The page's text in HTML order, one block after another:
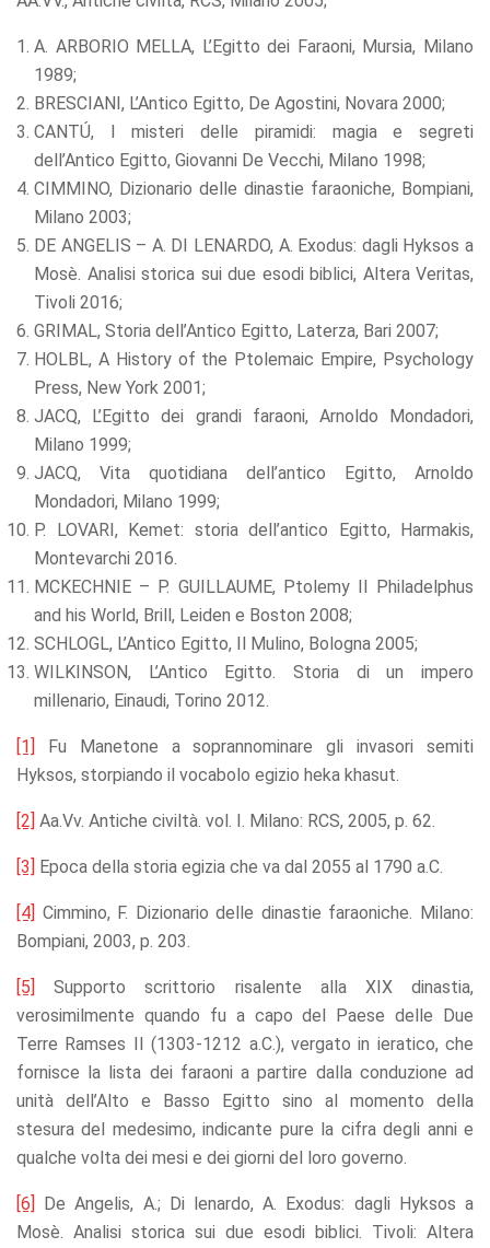
A. ARBORIO MELLA, L’Egitto dei Faraoni, Mursia, Milano
1989;
BRESCIANI, L’Antico Egitto, De Agostini, Novara 2000;
CANTÚ, I misteri delle piramidi: magia e segreti
dell’Antico Egitto, Giovanni De Vecchi, Milano 1998;
CIMMINO, Dizionario delle dinastie faraoniche, Bompiani,
Milano 2003;
DE ANGELIS – A. DI LENARDO, A. Exodus: dagli Hyksos a
Mosè. Analisi storica sui due esodi biblici, Altera Veritas,
Tivoli 2016;
GRIMAL, Storia dell’Antico Egitto, Laterza, Bari 2007;
HOLBL, A History of the Ptolemaic Empire, Psychology
Press, New York 2001;
JACQ, L’Egitto dei grandi faraoni, Arnoldo Mondadori,
Milano 1999;
JACQ, Vita quotidiana dell’antico Egitto, Arnoldo
Mondadori, Milano 1999;
P. LOVARI, Kemet: storia dell’antico Egitto, Harmakis,
Montevarchi 2016.
MCKECHNIE – P. GUILLAUME, Ptolemy II Philadelphus
and his World, Brill, Leiden e Boston 2008;
SCHLOGL, L’Antico Egitto, Il Mulino, Bologna 2005;
WILKINSON, L’Antico Egitto. Storia di un impero
millenario, Einaudi, Torino 2012.
[1]
Fu Manetone a soprannominare gli invasori semiti
Hyksos, storpiando il vocabolo egizio heka khasut.
[2] Aa.Vv. Antiche civiltà. vol. I. Milano: RCS, 2005, p. 62.
[3] Epoca della storia egizia che va dal 2055 al 1790 a.C.
[4] Cimmino, F. Dizionario delle dinastie faraoniche. Milano:
Bompiani, 2003, p. 203.
[5]
Supporto scrittorio risalente alla XIX dinastia,
verosimilmente quando fu a capo del Paese delle Due
Terre Ramses II (1303-1212 a.C.), vergato in ieratico, che
fornisce la lista dei faraoni a partire dalla conduzione ad
unità dell’Alto e Basso Egitto sino al momento della
stesura del medesimo, indicante pure la cifra degli anni e
qualche volta dei mesi e dei giorni del loro governo.
[6] De Angelis, A.; Di lenardo, A. Exodus: dagli Hyksos a
Mosè. Analisi storica sui due esodi biblici. Tivoli: Altera